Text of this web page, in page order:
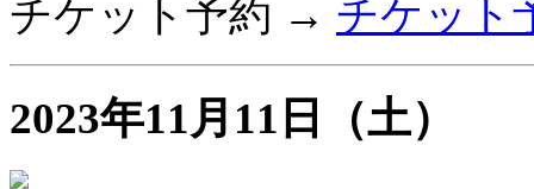
チケット予約 → チケット
2023年11月11日（土）